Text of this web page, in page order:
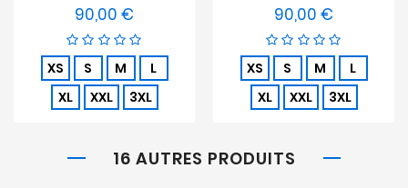
90,00 €
XS S M
L
XL
XXL 3XL
90,00 €
XS S M
L
XL
XXL 3XL
16 AUTRES PRODUITS